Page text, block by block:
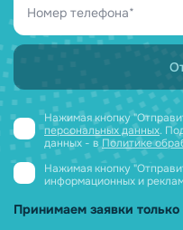
Нажимая кнопку
персональных данных.
данных - вПолитике
Нажимая кнопку
информационных и
Принимаем заявки